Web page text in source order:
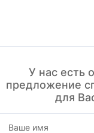
У нас есть
предложение
для
Ваше имя